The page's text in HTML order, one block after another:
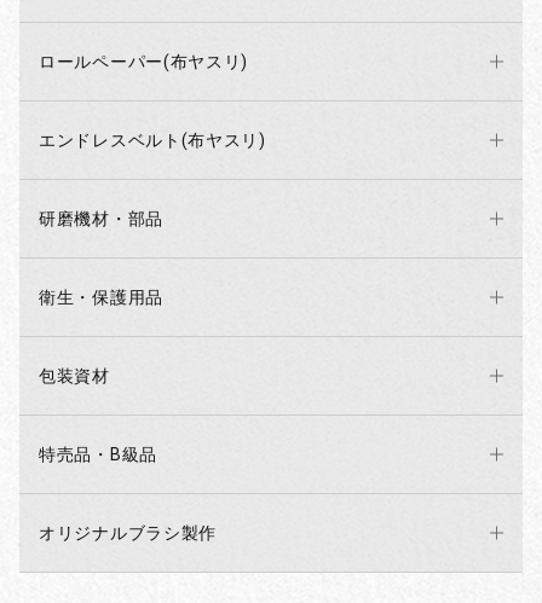
ロールペーパー(布ヤスリ)
エンドレスベルト(布ヤスリ)
研磨機材・部品
衛生・保護用品
包装資材
特売品・B級品
オリジナルブラシ製作